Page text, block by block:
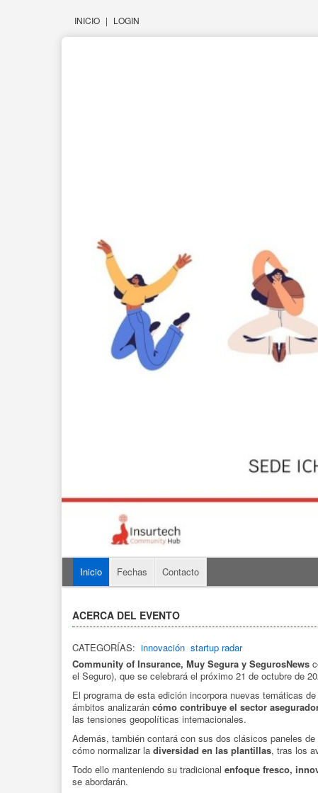
INICIO | LOGIN
Inicio Fechas Contacto
ACERCA DEL EVENTO
CATEGORÍAS: innovación startup radar
Community of Insurance, Muy Segura y SegurosNews
el Seguro), que se celebrará el próximo 21 de octubre de
El programa de esta edición incorpora nuevas temáticas de
ámbitos analizarán cómo contribuye el sector
las tensiones geopolíticas internacionales.
Además, también contará con sus dos clásicos paneles de
cómo normalizar la diversidad en las plantillas, tras los
Todo ello manteniendo su tradicional enfoque fresco,
se abordarán.